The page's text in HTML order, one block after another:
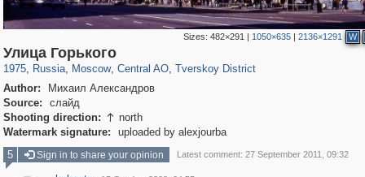
Sizes:482×291 | 1050×635 |2136×1291 W
Улица Горького
1975, Russia
1,405,939
, Moscow
319,716 8,286
, Central AO
159,930
, Tverskoy District
Author:
Михаил Александров
Source:
слайд
Shooting direction:  north
Watermark signature:
uploaded by alexjourba
5
Sign in to share your opinion Latest comment: 27 September 2011, 09:32